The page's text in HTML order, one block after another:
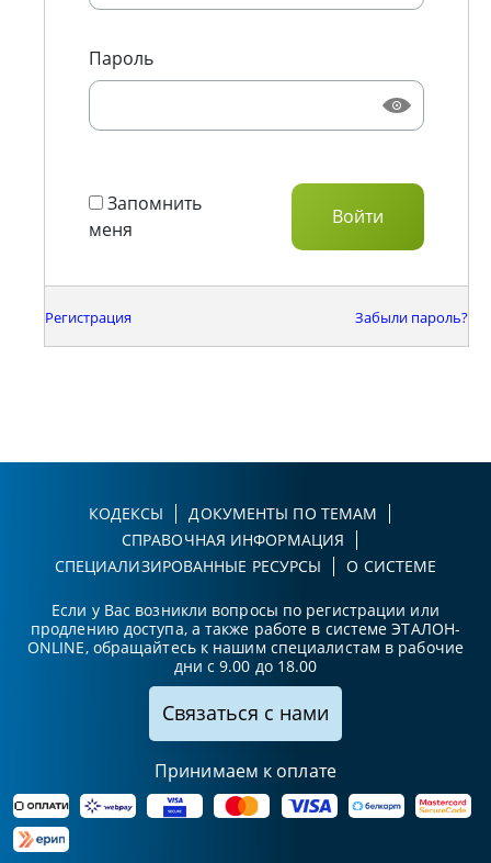
Пароль
Запомнить
меня
Регистрация Забыли пароль?
КОДЕКСЫ
ДОКУМЕНТЫ ПО ТЕМАМ
СПРАВОЧНАЯ ИНФОРМАЦИЯ
СПЕЦИАЛИЗИРОВАННЫЕ РЕСУРСЫ
О СИСТЕМЕ
Если у Вас возникли вопросы по регистрации или
продлению доступа, а также работе в системе ЭТАЛОН-
ONLINE, обращайтесь к нашим специалистам в рабочие
дни с 9.00 до 18.00
Связаться с нами
Принимаем к оплате